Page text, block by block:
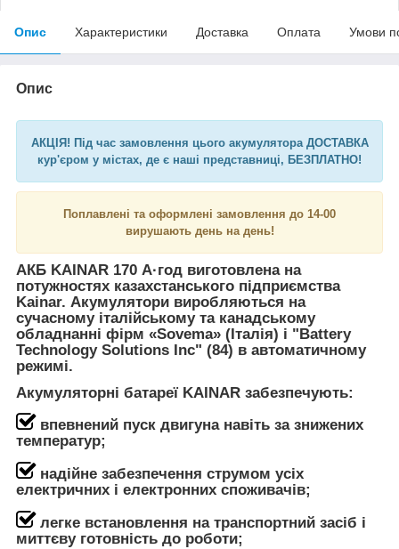
Опис Характеристики Доставка Оплата Умови
Опис
АКЦІЯ! Під час замовлення цього акумулятора ДОСТАВКА
кур'єром у містах, де є наші представниці, БЕЗПЛАТНО!
Поплавлені та оформлені замовлення до 14-00
вирушають день на день!
АКБ KAINAR 170 А·год виготовлена на
потужностях казахстанського підприємства
Kainar. Акумулятори виробляються на
сучасному італійському та канадському
обладнанні фірм «Sovema» (Італія) і "Battery
Technology Solutions Inc" (84) в автоматичному
режимі.
Акумуляторні батареї KAINAR забезпечують:
впевнений пуск двигуна навіть за знижених
температур;
надійне забезпечення струмом усіх
електричних і електронних споживачів;
легке встановлення на транспортний засіб і
миттєву готовність до роботи;